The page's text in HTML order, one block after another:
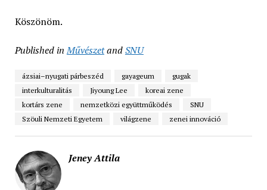
Köszönöm.
Published in MűvészetandSNU
ázsiai–nyugati párbeszéd gayageum
gugak
interkulturalitás
Jiyoung Lee
koreai zene
kortárs zene
nemzetközi együttműködés
SNU
Szöuli Nemzeti Egyetem
világzene zenei innováció
Jeney Attila